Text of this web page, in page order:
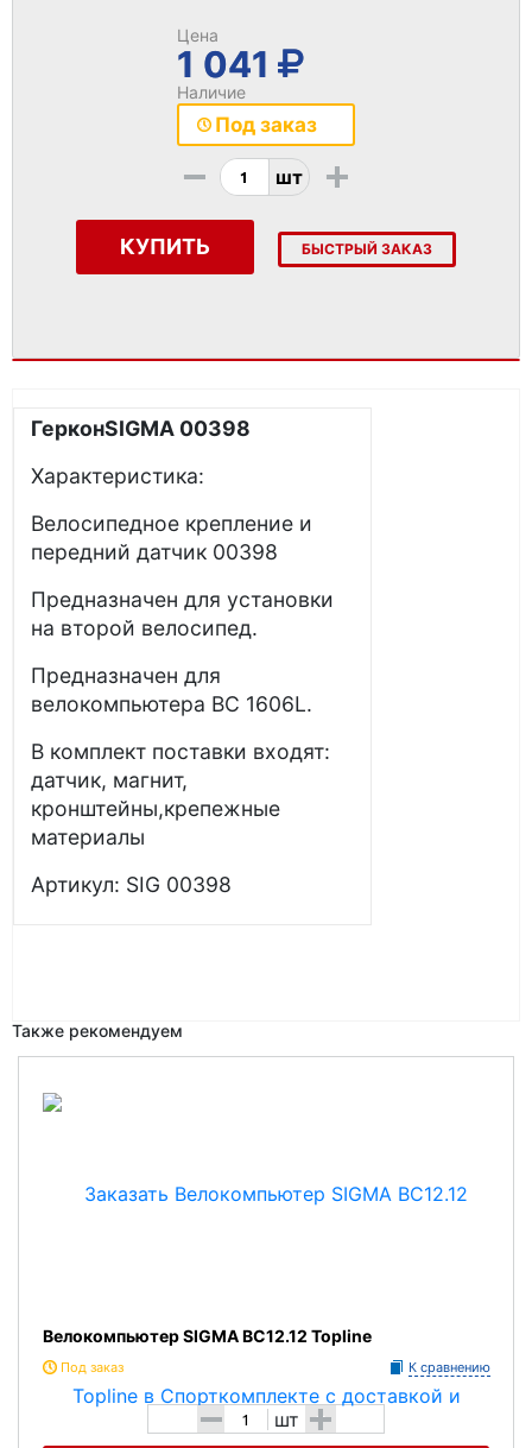
Цена
1 041
Наличие
Под заказ
- шт +
КУПИТЬ БЫСТРЫЙ ЗАКАЗ
ГерконSIGMA 00398
Характеристика:
Велосипедное крепление и
передний датчик 00398
Предназначен для установки
на второй велосипед.
Предназначен для
велокомпьютера BC 1606L.
В комплект поставки входят:
датчик, магнит,
кронштейны,крепежные
материалы
Артикул: SIG 00398
Также рекомендуем
Велокомпьютер SIGMA BC12.12 Topline
Под заказ К сравнению
- шт +